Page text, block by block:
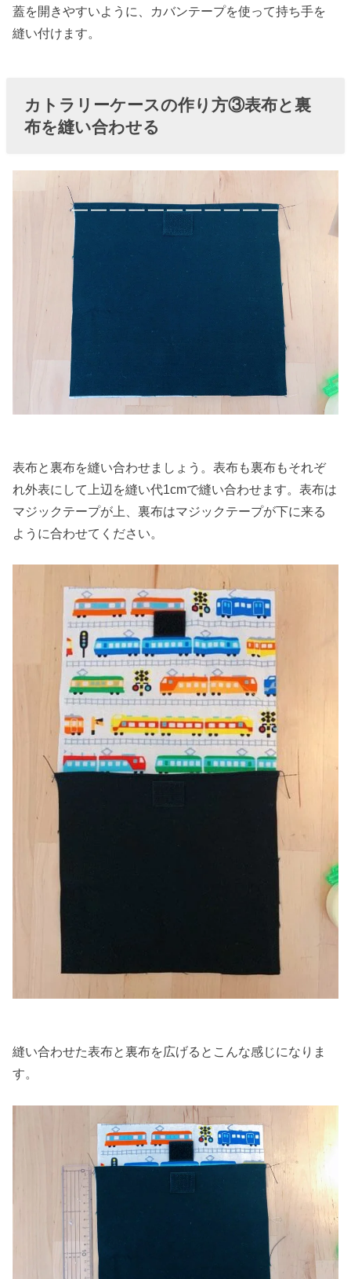
蓋を開きやすいように、カバンテープを使って持ち手を
縫い付けます。
カトラリーケースの作り方③表布と裏
布を縫い合わせる
表布と裏布を縫い合わせましょう。表布も裏布もそれぞ
れ外表にして上辺を縫い代1cmで縫い合わせます。表布は
マジックテープが上、裏布はマジックテープが下に来る
ように合わせてください。
縫い合わせた表布と裏布を広げるとこんな感じになりま
す。